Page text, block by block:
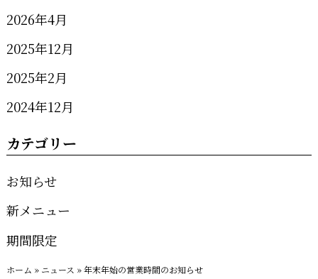
2026年4月
2025年12月
2025年2月
2024年12月
カテゴリー
お知らせ
新メニュー
期間限定
ホーム » ニュース »年末年始の営業時間のお知らせ